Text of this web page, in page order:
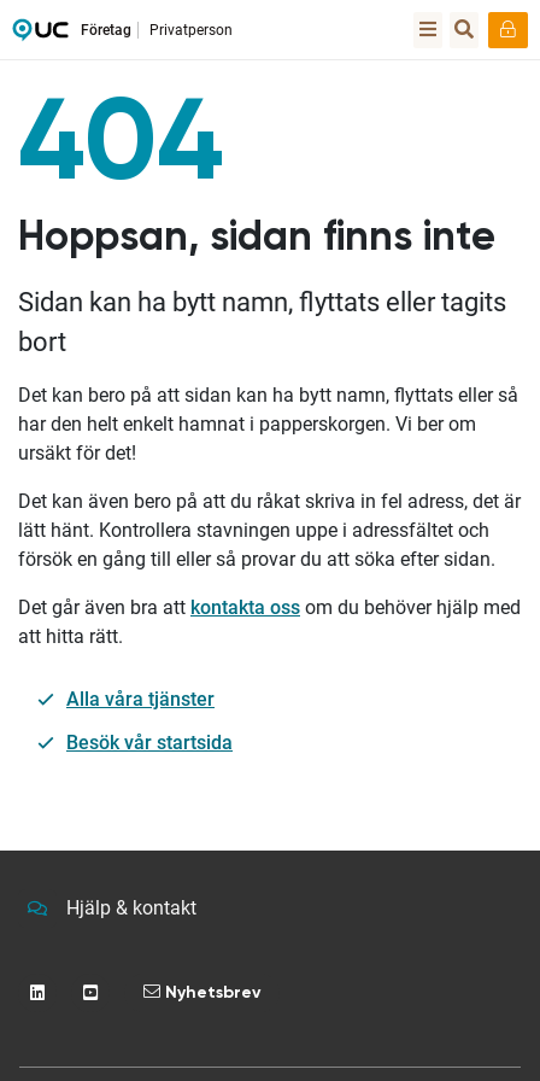
Företag Privatperson
404
Hoppsan, sidan finns inte
Sidan kan ha bytt namn, flyttats eller tagits
bort
Det kan bero på att sidan kan ha bytt namn, flyttats eller så
har den helt enkelt hamnat i papperskorgen. Vi ber om
ursäkt för det!
Det kan även bero på att du råkat skriva in fel adress, det är
lätt hänt. Kontrollera stavningen uppe i adressfältet och
försök en gång till eller så provar du att söka efter sidan.
Det går även bra att kontakta oss om du behöver hjälp med
att hitta rätt.
Alla våra tjänster
Besök vår startsida
Hjälp & kontakt
Nyhetsbrev